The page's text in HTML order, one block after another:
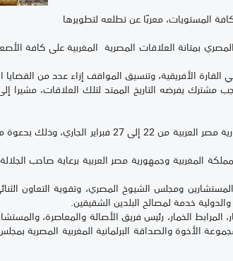
المستويات، معربًا عن تطلعه لتطويرها
بمتانة العلاقات المصرية المغربية على كافة
الأفريقية، وتنسيق المواقف إزاء عدد من القضايا
مشترك يفرضه التاريخ الممتد لتلك العلاقات، مشيرا
ويقوم رئيس مجلس المستشارين بزيارة عمل، على رأس وفد برلماني،
المغربية وجمهورية مصر العربية برعاية صاحب
ومجلس الشيوخ المصري، وتقوية التعاون
خدمة لمصالح البلدين الشقيقين.
الخمار، رئيس فريق الأصالة والمعاصرة،
الأخوة والصداقة البرلمانية المغربية المصرية